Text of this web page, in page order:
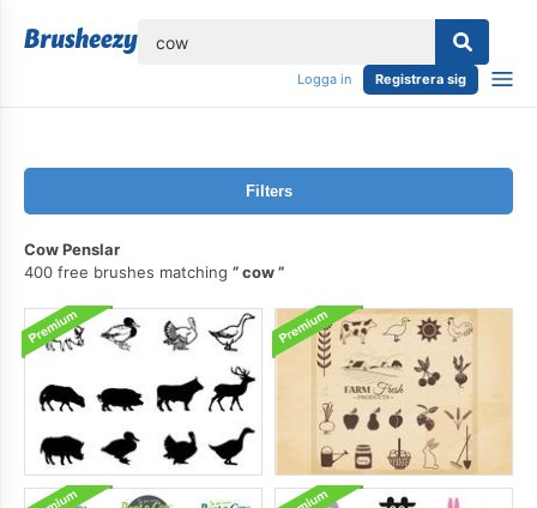
Logga in Registrera sig
Filters
Cow Penslar
400 free brushes matching
cow